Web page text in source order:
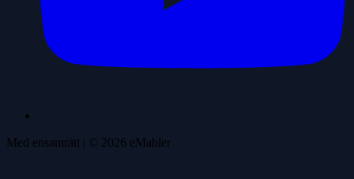
Med ensamrätt | © 2026 eMabler